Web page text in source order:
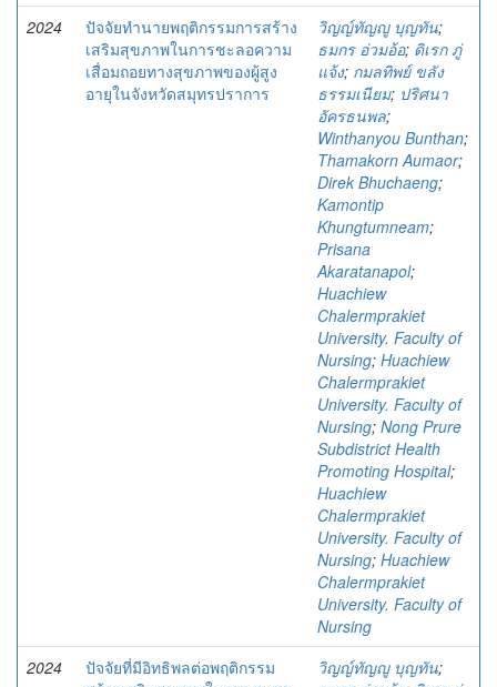
2024
ปัจจัยทำนายพฤติกรรมการสร้าง
เสริมสุขภาพในการชะลอความ
เสื่อมถอยทางสุขภาพของผู้สูง
อายุในจังหวัดสมุทรปราการ
วิญญ์ทัญญู บุญทัน;
ธมกร อ่วมอ้อ; ดิเรก ภู่
แจ้ง; กมลทิพย์ ขลัง
ธรรมเนียม; ปริศนา
อัครธนพล;
Winthanyou Bunthan;
Thamakorn Aumaor;
Direk Bhuchaeng;
Kamontip
Khungtumneam;
Prisana
Akaratanapol;
Huachiew
Chalermprakiet
University. Faculty of
Nursing; Huachiew
Chalermprakiet
University. Faculty of
Nursing; Nong Prure
Subdistrict Health
Promoting Hospital;
Huachiew
Chalermprakiet
University. Faculty of
Nursing; Huachiew
Chalermprakiet
University. Faculty of
Nursing
2024
ปัจจัยที่มีอิทธิพลต่อพฤติกรรม
วิญญ์ทัญญู บุญทัน;